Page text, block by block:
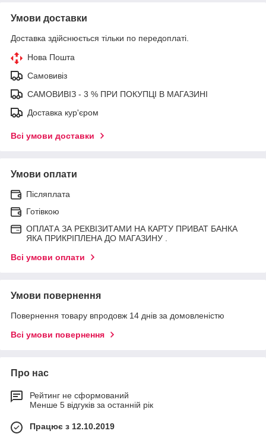
Умови доставки
Доставка здійснюється тільки по передоплаті.
Нова Пошта
Самовивіз
САМОВИВІЗ - 3 % ПРИ ПОКУПЦІ В МАГАЗИНІ
Доставка кур'єром
Всі умови доставки
Умови оплати
Післяплата
Готівкою
ОПЛАТА ЗА РЕКВІЗИТАМИ НА КАРТУ ПРИВАТ БАНКА
ЯКА ПРИКРІПЛЕНА ДО МАГАЗИНУ .
Всі умови оплати
Умови повернення
Повернення товару впродовж 14 днів за домовленістю
Всі умови повернення
Про нас
Рейтинг не сформований
Менше 5 відгуків за останній рік
Працює з 12.10.2019